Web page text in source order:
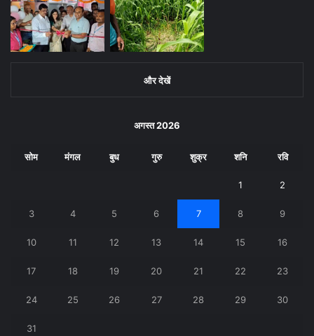
और देखें
अगस्त 2026
सोम मंगल बुध गुरु शुक्र शनि रवि
1 2
3 4 5 6 7 8 9
10 11 12 13 14 15 16
17 18 19 20 21 22 23
24 25 26 27 28 29 30
31